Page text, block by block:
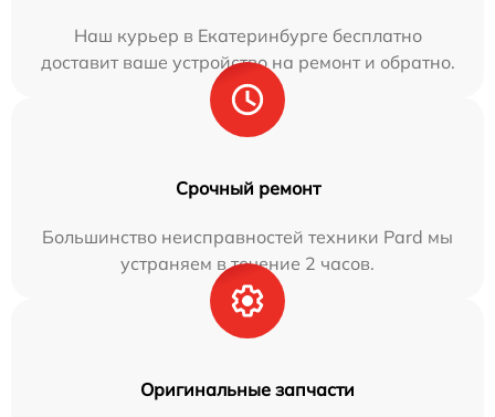
Наш курьер в Екатеринбурге бесплатно
доставит ваше устройство на ремонт и обратно.
Срочный ремонт
Большинство неисправностей техники Pard мы
устраняем в течение 2 часов.
Оригинальные запчасти